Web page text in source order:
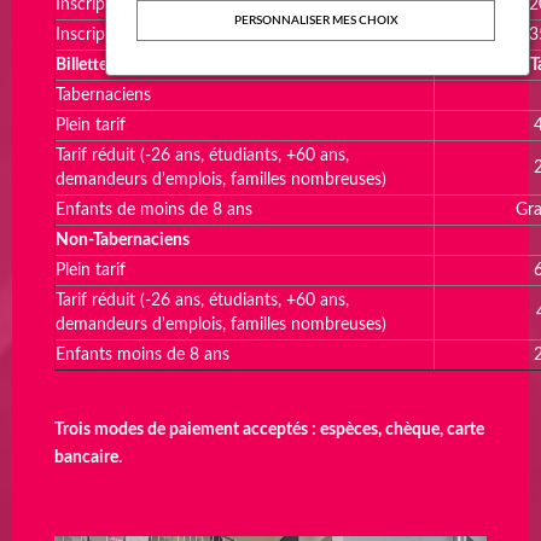
Inscription individuelle
Inscription familliale
Billetterie événement
Tabernaciens
Plein tarif
Tarif réduit (-26 ans, étudiants, +60 ans,
demandeurs d'emplois, familles nombreuses)
Enfants de moins de 8 ans
Non-Tabernaciens
Plein tarif
Tarif réduit (-26 ans, étudiants, +60 ans,
demandeurs d'emplois, familles nombreuses)
Enfants moins de 8 ans
Trois modes de paiement acceptés : espèces, chèque, carte
bancaire.
PERSONNALISER MES CHOIX